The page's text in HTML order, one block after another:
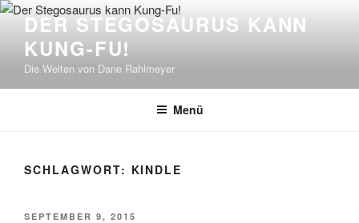
Zum
springen
DER STEGOSAURUS KANN
KUNG-FU!
Die Welten von Dane Rahlmeyer
Menü
SCHLAGWORT: KINDLE
VERÖFFENTLICHT
SEPTEMBER 9, 2015